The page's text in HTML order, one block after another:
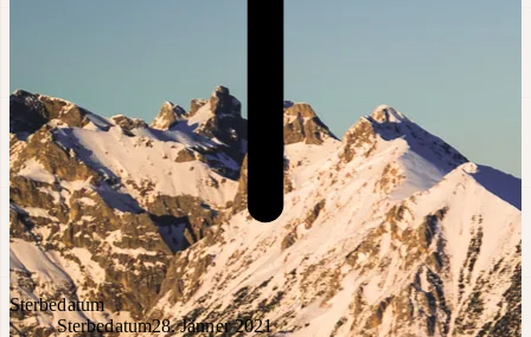
Sterbedatum
Sterbedatum28. Jänner 2021